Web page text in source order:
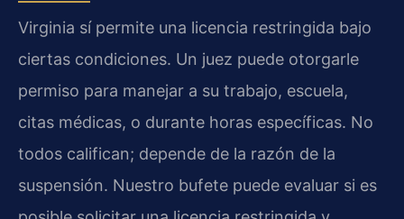
Virginia sí permite una licencia restringida bajo
ciertas condiciones. Un juez puede otorgarle
permiso para manejar a su trabajo, escuela,
citas médicas, o durante horas específicas. No
todos califican; depende de la razón de la
suspensión. Nuestro bufete puede evaluar si es